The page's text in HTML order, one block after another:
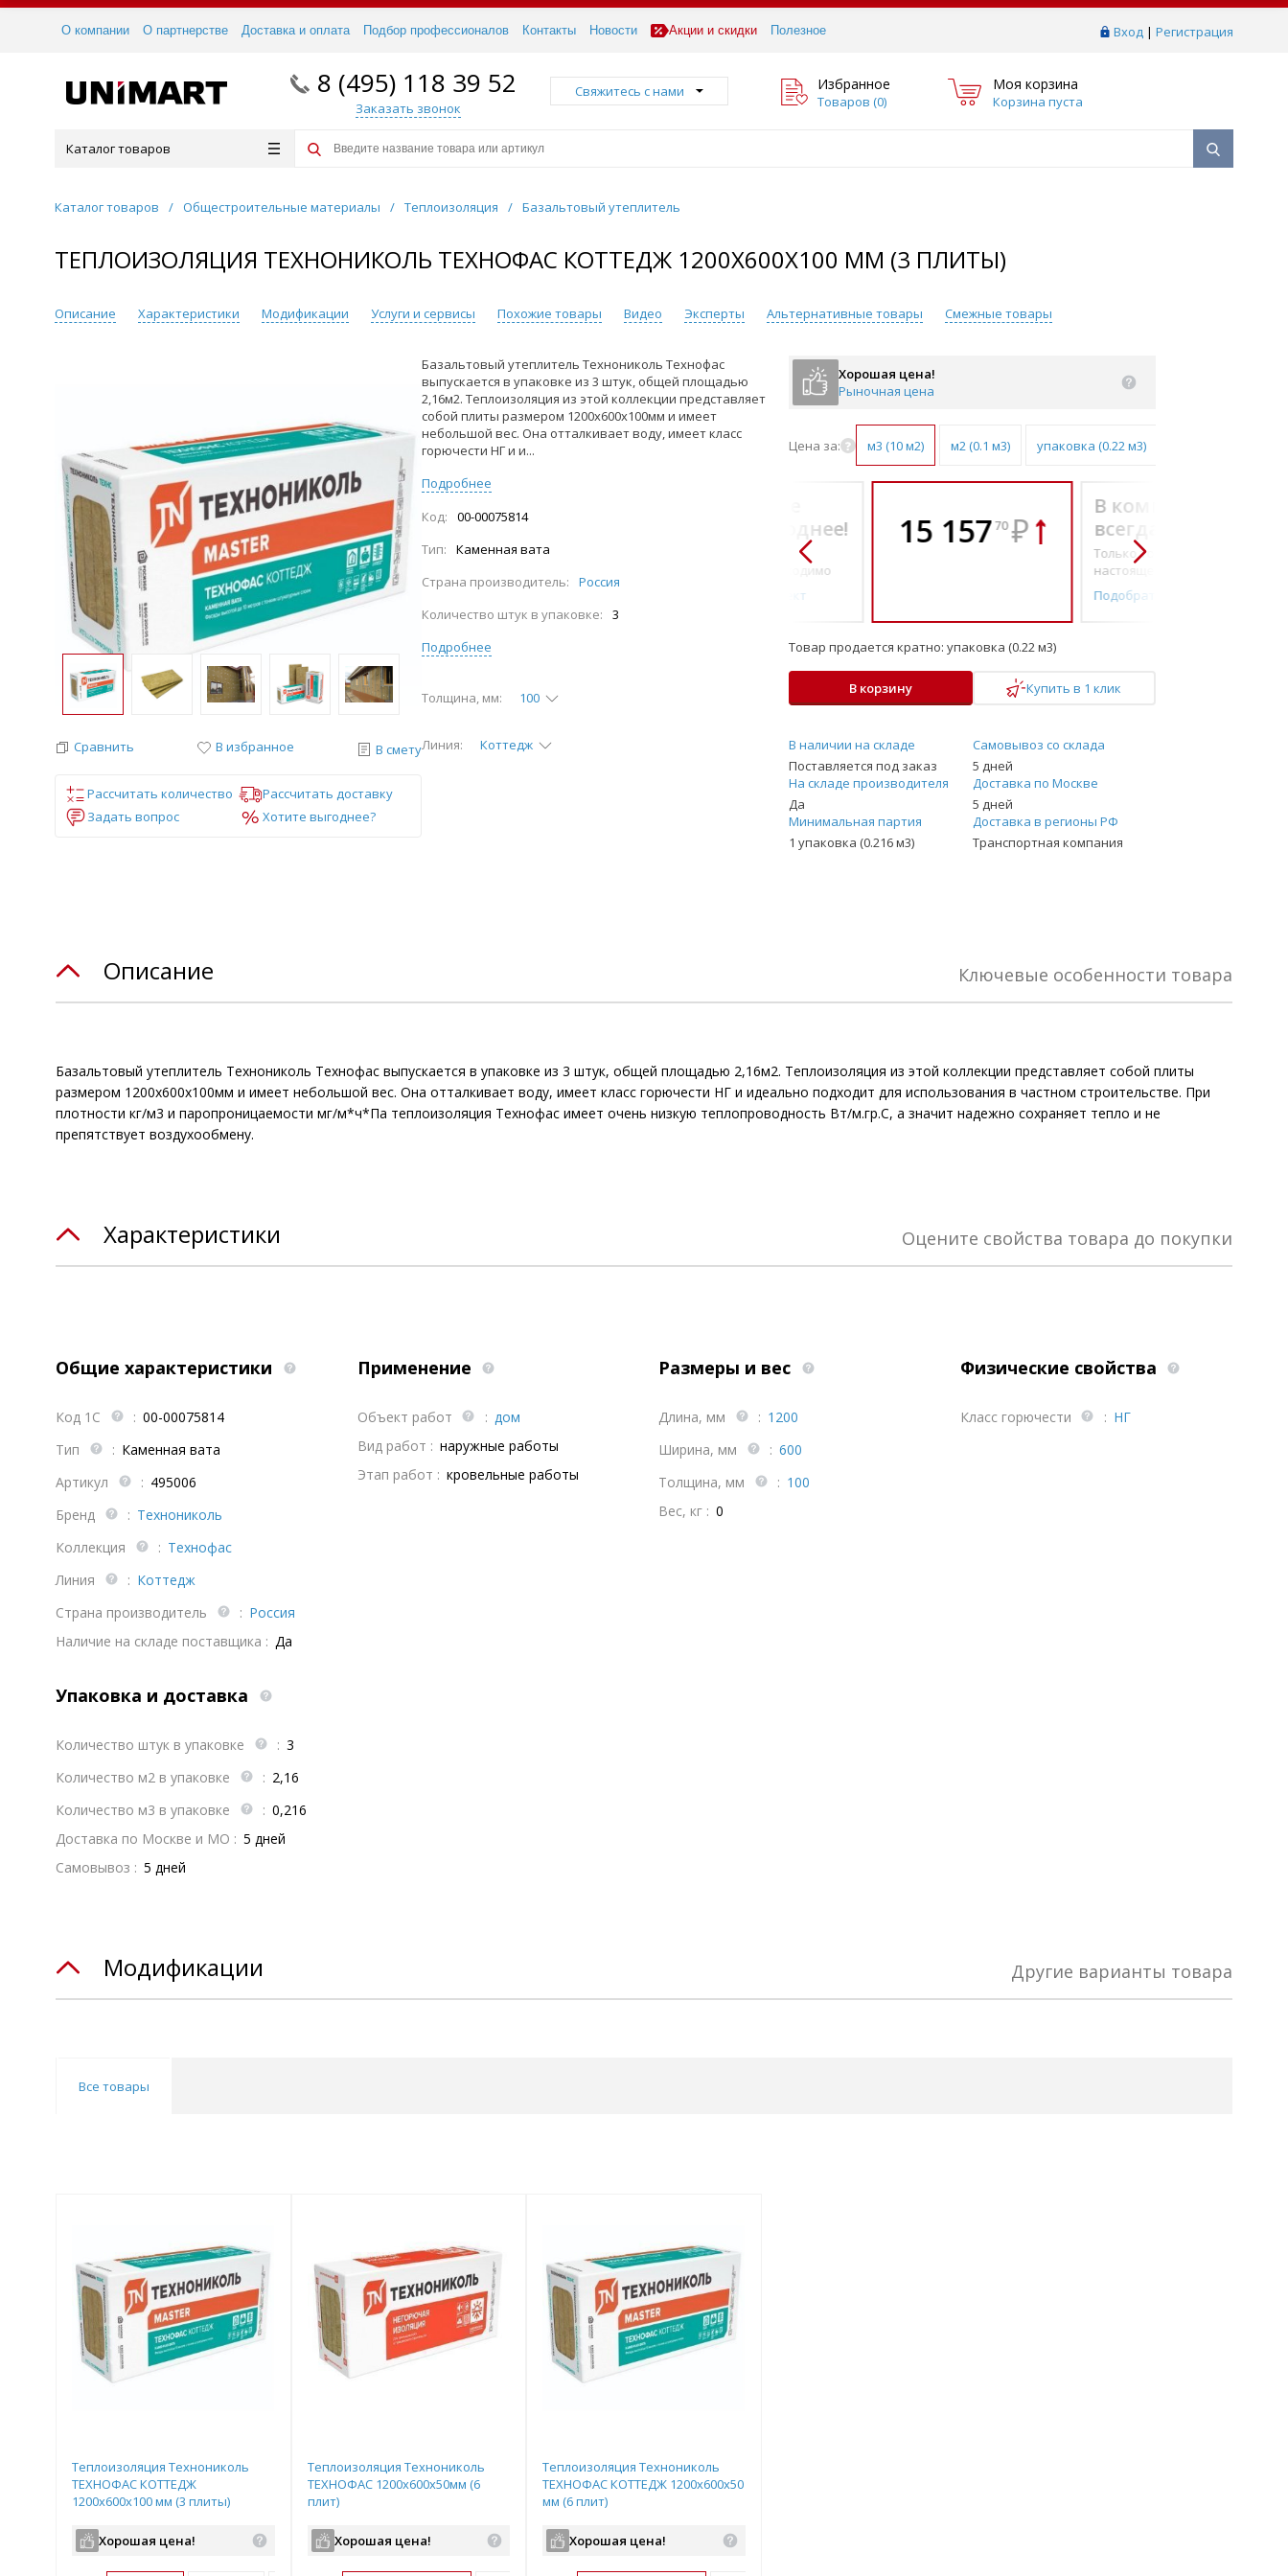
Вход | Регистрация
О компании О партнерстве Доставка и оплата Подбор профессионалов Контакты Новости Акции и скидки Полезное
8 (495) 118 39 52
Заказать звонок
Свяжитесь с нами Избранное
Товаров (0)
Моя корзина
Корзина пуста
Каталог товаров
Каталог товаров / Общестроительные материалы / Теплоизоляция / Базальтовый утеплитель
ТЕПЛОИЗОЛЯЦИЯ ТЕХНОНИКОЛЬ ТЕХНОФАС КОТТЕДЖ 1200Х600Х100 ММ (3 ПЛИТЫ)
Описание Характеристики Модификации Услуги и сервисы Похожие товары Видео Эксперты Альтернативные товары Смежные товары
Сравнить В избранное В смету
Рассчитать количество
Рассчитать доставку
Задать вопрос
Хотите выгоднее?
Базальтовый утеплитель Технониколь Технофас
выпускается в упаковке из 3 штук, общей площадью
2,16м2. Теплоизоляция из этой коллекции представляет
собой плиты размером 1200х600х100мм и имеет
небольшой вес. Она отталкивает воду, имеет класс
горючести НГ и и...
Подробнее
Код:
00-00075814
Тип:
Каменная вата
Страна производитель:
Россия
Количество штук в упаковке:
3
Подробнее
Линия: Коттедж
Толщина, мм: 100
Хорошая цена!
Рыночная цена
Цена за: м3 (10 м2) м2 (0.1 м3) упаковка (0.22 м3)
всегда выгоднее!
настоящему необходимо
Подобрать комплект
15 15770 ₽
В комплекте
всегда выгоднее!
Только то, что по-
настоящему необходимо
Подобрать комплект
Товар продается кратно: упаковка (0.22 м3)
В корзину Купить в 1 клик
В наличии на складе
Поставляется под заказ
Самовывоз со склада
5 дней
На складе производителя
Да
Доставка по Москве
5 дней
Минимальная партия
1 упаковка (0.216 м3)
Доставка в регионы РФ
Транспортная компания
Ключевые особенности товара
Описание
Базальтовый утеплитель Технониколь Технофас выпускается в упаковке из 3 штук, общей площадью 2,16м2. Теплоизоляция из этой коллекции представляет собой плиты
размером 1200х600х100мм и имеет небольшой вес. Она отталкивает воду, имеет класс горючести НГ и идеально подходит для использования в частном строительстве. При
плотности кг/м3 и паропроницаемости мг/м*ч*Па теплоизоляция Технофас имеет очень низкую теплопроводность Вт/м.гр.С, а значит надежно сохраняет тепло и не
препятствует воздухообмену.
Оцените свойства товара до покупки
Характеристики
Общие характеристики
Код 1С : 00-00075814
Тип
: Каменная вата
Артикул
: 495006
Бренд
: Технониколь
Коллекция
: Технофас
Линия
: Коттедж
Страна производитель
: Россия
Наличие на складе поставщика : Да
Применение
Объект работ : дом
Вид работ : наружные работы
Этап работ : кровельные работы
Размеры и вес
Длина, мм : 1200
Ширина, мм
: 600
Толщина, мм
: 100
Вес, кг : 0
Физические свойства
Класс горючести : НГ
Упаковка и доставка
Количество штук в упаковке : 3
Количество м2 в упаковке
: 2,16
Количество м3 в упаковке
: 0,216
Доставка по Москве и МО : 5 дней
Самовывоз : 5 дней
Другие варианты товара
Модификации
Все товары
Теплоизоляция Технониколь
ТЕХНОФАС КОТТЕДЖ
1200х600х100 мм (3 плиты)
Хорошая цена!
Теплоизоляция Технониколь
ТЕХНОФАС 1200х600х50мм (6
плит)
Хорошая цена!
Теплоизоляция Технониколь
ТЕХНОФАС КОТТЕДЖ 1200х600х50
мм (6 плит)
Хорошая цена!